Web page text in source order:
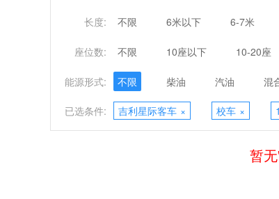
长度: 不限 6米以下 6-7米
座位数: 不限 10座以下 10-20座
能源形式: 不限 柴油 汽油 混
已选条件: 吉利星际客车 × 校车 ×
暂